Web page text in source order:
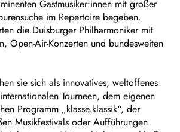
Gastmusiker:innen mit großer
im Repertoire begeben.
die Duisburger Philharmoniker mit
Open-Air-Konzerten und bundesweiten
sie sich als innovatives, weltoffenes
Tourneen, dem eigenen
Programm „klasse.klassik“, der
Musikfestivals oder Aufführungen